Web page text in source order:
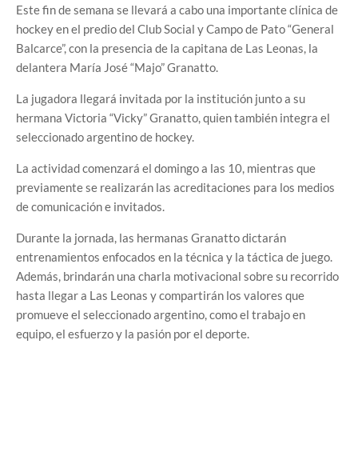
Este fin de semana se llevará a cabo una importante clínica de
hockey en el predio del Club Social y Campo de Pato “General
Balcarce”, con la presencia de la capitana de Las Leonas, la
delantera María José “Majo” Granatto.
La jugadora llegará invitada por la institución junto a su
hermana Victoria “Vicky” Granatto, quien también integra el
seleccionado argentino de hockey.
La actividad comenzará el domingo a las 10, mientras que
previamente se realizarán las acreditaciones para los medios
de comunicación e invitados.
Durante la jornada, las hermanas Granatto dictarán
entrenamientos enfocados en la técnica y la táctica de juego.
Además, brindarán una charla motivacional sobre su recorrido
hasta llegar a Las Leonas y compartirán los valores que
promueve el seleccionado argentino, como el trabajo en
equipo, el esfuerzo y la pasión por el deporte.